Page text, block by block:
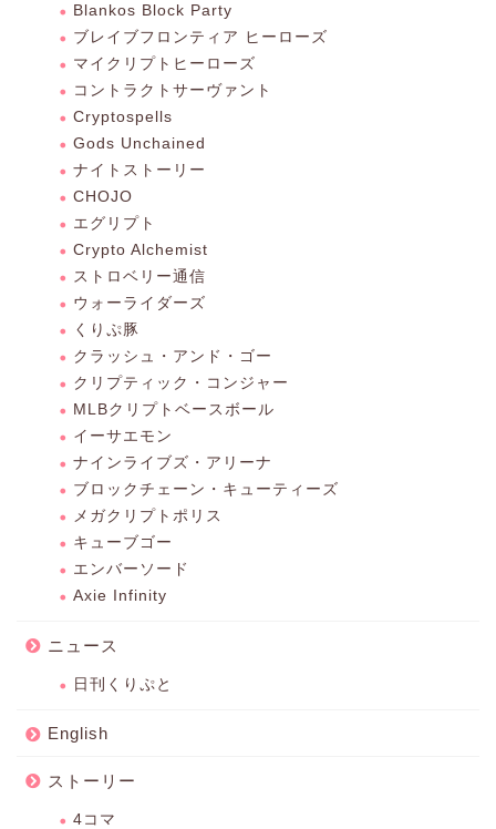
Blankos Block Party
ブレイブフロンティア ヒーローズ
マイクリプトヒーローズ
コントラクトサーヴァント
Cryptospells
Gods Unchained
ナイトストーリー
CHOJO
エグリプト
Crypto Alchemist
ストロベリー通信
ウォーライダーズ
くりぷ豚
クラッシュ・アンド・ゴー
クリプティック・コンジャー
MLBクリプトベースボール
イーサエモン
ナインライブズ・アリーナ
ブロックチェーン・キューティーズ
メガクリプトポリス
キューブゴー
エンバーソード
Axie Infinity
ニュース
日刊くりぷと
English
ストーリー
4コマ